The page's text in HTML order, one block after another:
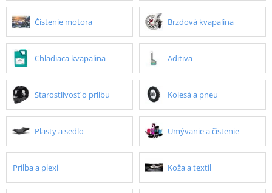
Čistenie motora Brzdová kvapalina
Chladiaca kvapalina Aditiva
Starostlivosť o prilbu Kolesá a pneu
Plasty a sedlo Umývanie a čistenie
Prilba a plexi Koža a textil